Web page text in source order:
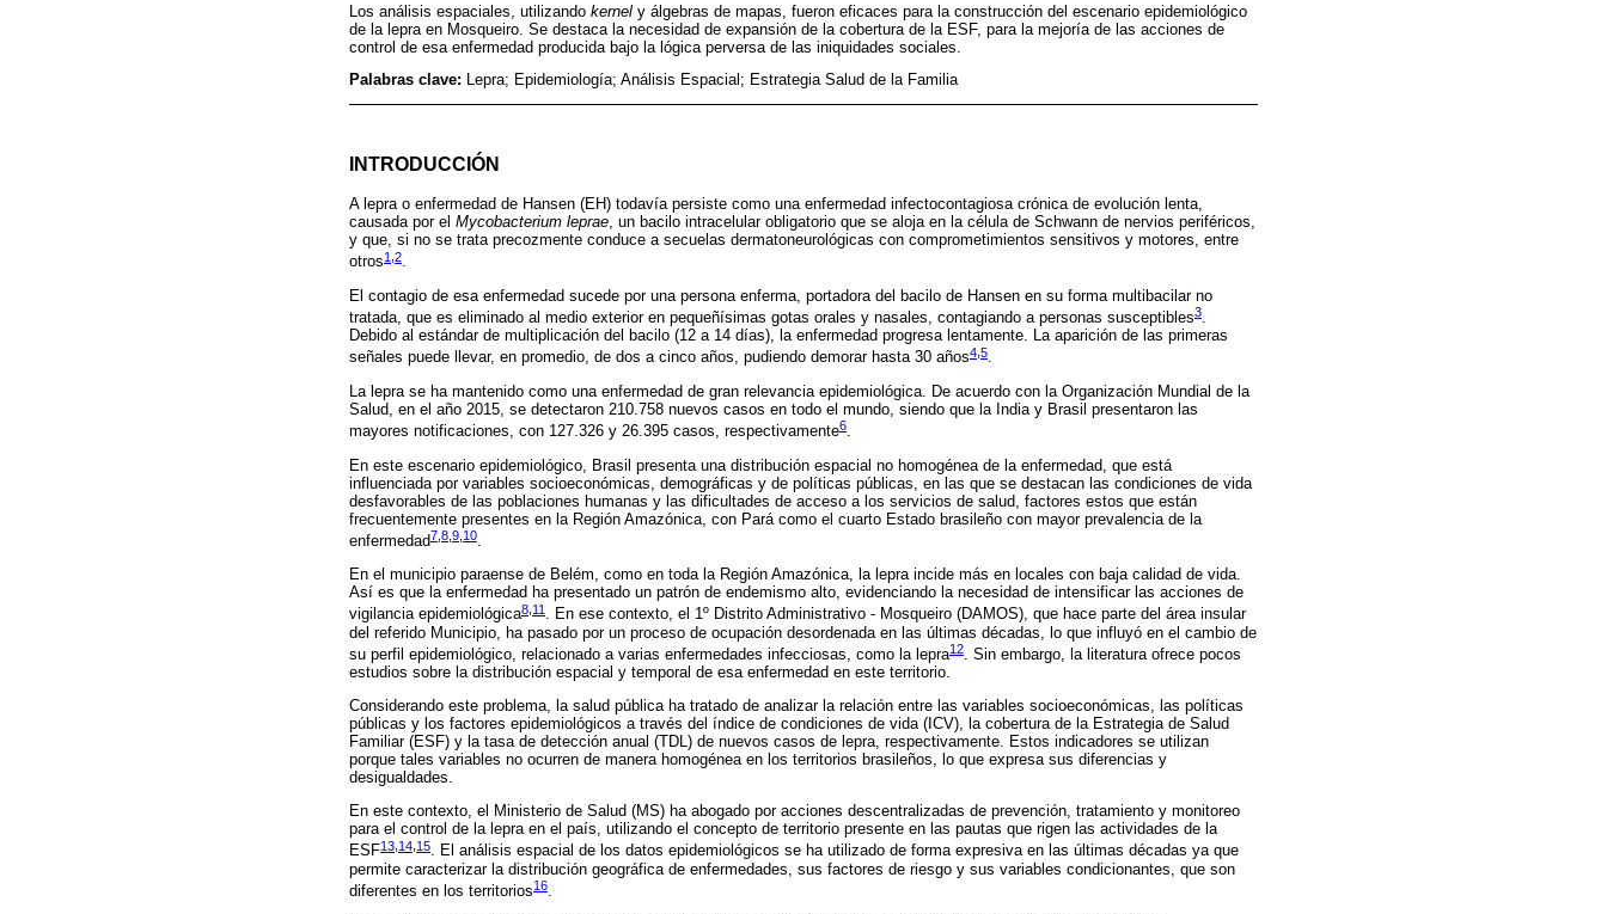
Los análisis espaciales, utilizando kernel y álgebras de mapas, fueron eficaces para la construcción del escenario epidemiológico
de la lepra en Mosqueiro. Se destaca la necesidad de expansión de la cobertura de la ESF, para la mejoría de las acciones de
control de esa enfermedad producida bajo la lógica perversa de las iniquidades sociales.
Palabras clave: Lepra; Epidemiología; Análisis Espacial; Estrategia Salud de la Familia
INTRODUCCIÓN
A lepra o enfermedad de Hansen (EH) todavía persiste como una enfermedad infectocontagiosa crónica de evolución lenta,
causada por el Mycobacterium leprae, un bacilo intracelular obligatorio que se aloja en la célula de Schwann de nervios periféricos,
y que, si no se trata precozmente conduce a secuelas dermatoneurológicas con comprometimientos sensitivos y motores, entre
otros1 ,2.
El contagio de esa enfermedad sucede por una persona enferma, portadora del bacilo de Hansen en su forma multibacilar no
tratada, que es eliminado al medio exterior en pequeñísimas gotas orales y nasales, contagiando a personas susceptibles3.
Debido al estándar de multiplicación del bacilo (12 a 14 días), la enfermedad progresa lentamente. La aparición de las primeras
señales puede llevar, en promedio, de dos a cinco años, pudiendo demorar hasta 30 años4,5.
La lepra se ha mantenido como una enfermedad de gran relevancia epidemiológica. De acuerdo con la Organización Mundial de la
Salud, en el año 2015, se detectaron 210.758 nuevos casos en todo el mundo, siendo que la India y Brasil presentaron las
mayores notificaciones, con 127.326 y 26.395 casos, respectivamente6.
En este escenario epidemiológico, Brasil presenta una distribución espacial no homogénea de la enfermedad, que está
influenciada por variables socioeconómicas, demográficas y de políticas públicas, en las que se destacan las condiciones de vida
desfavorables de las poblaciones humanas y las dificultades de acceso a los servicios de salud, factores estos que están
frecuentemente presentes en la Región Amazónica, con Pará como el cuarto Estado brasileño con mayor prevalencia de la
enfermedad7 8 9 10
En el municipio paraense de Belém, como en toda la Región Amazónica, la lepra incide más en locales con baja calidad de vida.
Así es que la enfermedad ha presentado un patrón de endemismo alto, evidenciando la necesidad de intensificar las acciones de
vigilancia epidemiológica8 11 . En ese contexto, el 1º Distrito Administrativo - Mosqueiro (DAMOS), que hace parte del área insular
del referido Municipio, ha pasado por un proceso de ocupación desordenada en las últimas décadas, lo que influyó en el cambio de
su perfil epidemiológico, relacionado a varias enfermedades infecciosas, como la lepra12
. Sin embargo, la literatura ofrece pocos
estudios sobre la distribución espacial y temporal de esa enfermedad en este territorio.
Considerando este problema, la salud pública ha tratado de analizar la relación entre las variables socioeconómicas, las políticas
públicas y los factores epidemiológicos a través del índice de condiciones de vida (ICV), la cobertura de la Estrategia de Salud
Familiar (ESF) y la tasa de detección anual (TDL) de nuevos casos de lepra, respectivamente. Estos indicadores se utilizan
porque tales variables no ocurren de manera homogénea en los territorios brasileños, lo que expresa sus diferencias y
desigualdades.
En este contexto, el Ministerio de Salud (MS) ha abogado por acciones descentralizadas de prevención, tratamiento y monitoreo
para el control de la lepra en el país, utilizando el concepto de territorio presente en las pautas que rigen las actividades de la
ESF13 14 15. El análisis espacial de los datos epidemiológicos se ha utilizado de forma expresiva en las últimas décadas ya que
permite caracterizar la distribución geográfica de enfermedades, sus factores de riesgo y sus variables condicionantes, que son
diferentes en los territorios16.